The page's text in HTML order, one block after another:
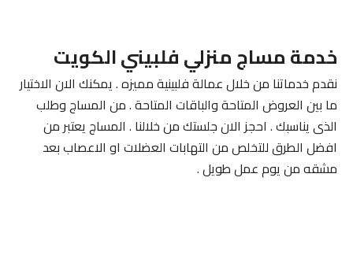
خدمة مساج منزلي فلبيني الكويت
نقدم خدماتنا من خلال عمالة فلبينية مميزه . يمكنك الان الاختيار
ما بين العروض المتاحة والباقات المتاحة . من المساج وطلب
الذى يناسبك . احجز الان جلستك من خلالنا . المساج يعتبر من
افضل الطرق للتخلص من التهابات العضلات او الاعصاب بعد
مشقه من يوم عمل طويل .